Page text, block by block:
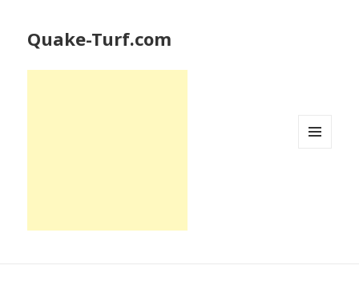
Quake-Turf.com